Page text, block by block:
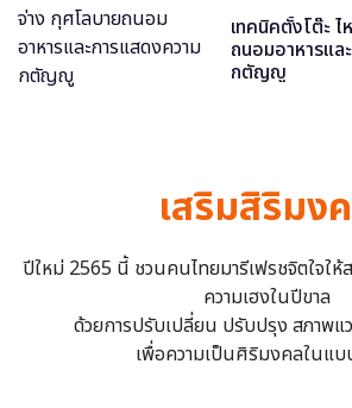
เทคนิคตั้งโต๊ะ ไ
ถนอมอาหารแล
กตัญญู
เสริมสิริมง
ปีใหม่ 2565 นี้ ชวนคนไทยมารีเฟรชจิตใจใ
ความเฮงในปีขาล
ด้วยการปรับเปลี่ยน ปรับปรุง สภาพแ
เพื่อความเป็นศิริมงคลในแบ